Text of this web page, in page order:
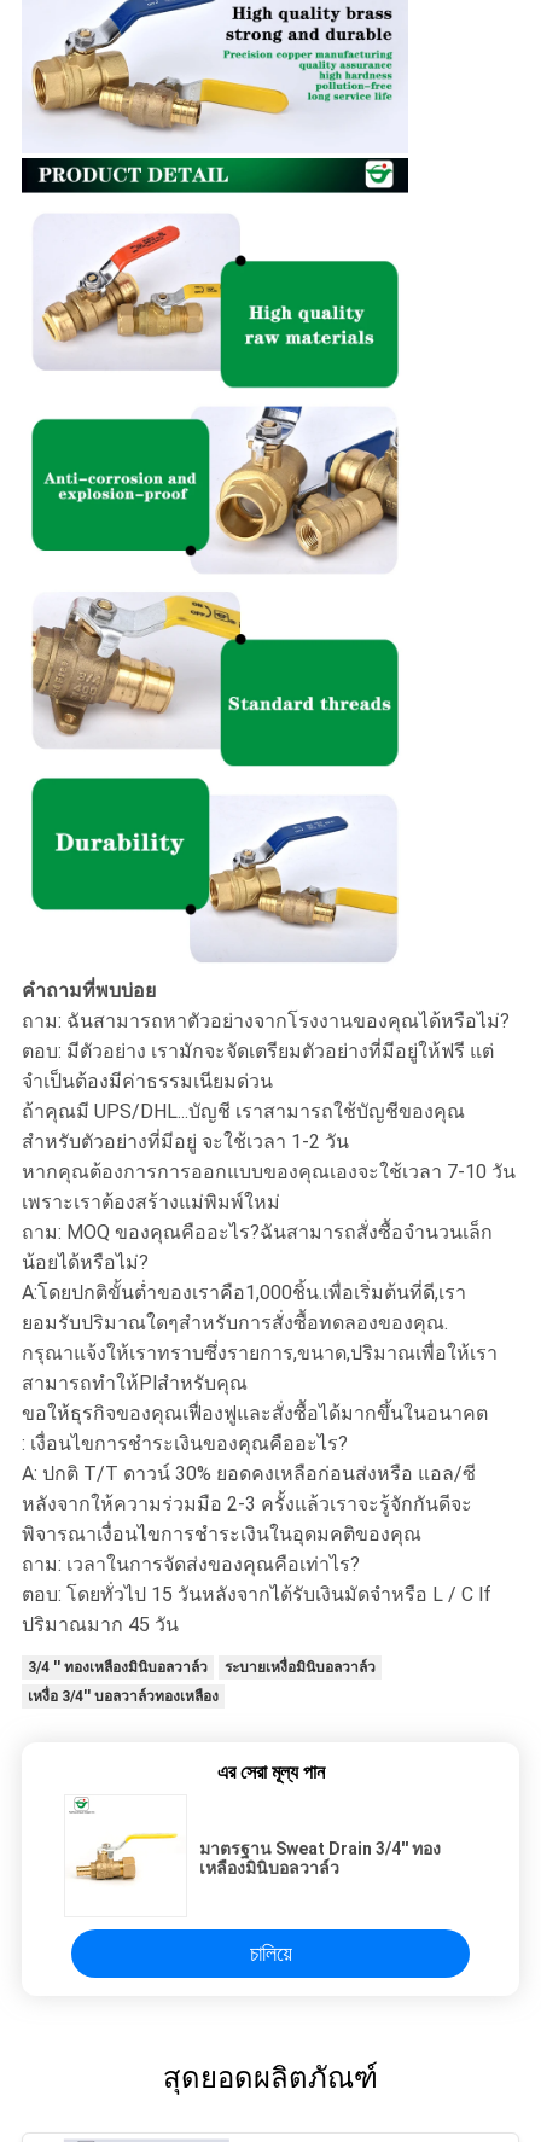
คำถามที่พบบ่อย
ถาม: ฉันสามารถหาตัวอย่างจากโรงงานของคุณได้หรือไม่?
ตอบ: มีตัวอย่าง เรามักจะจัดเตรียมตัวอย่างที่มีอยู่ให้ฟรี แต่
จำเป็นต้องมีค่าธรรมเนียมด่วน
ถ้าคุณมี UPS/DHL...บัญชี เราสามารถใช้บัญชีของคุณ
สำหรับตัวอย่างที่มีอยู่ จะใช้เวลา 1-2 วัน
หากคุณต้องการการออกแบบของคุณเองจะใช้เวลา 7-10 วัน
เพราะเราต้องสร้างแม่พิมพ์ใหม่
ถาม: MOQ ของคุณคืออะไร?ฉันสามารถสั่งซื้อจำนวนเล็ก
น้อยได้หรือไม่?
A:โดยปกติขั้นต่ำของเราคือ1,000ชิ้น.เพื่อเริ่มต้นที่ดี,เรา
ยอมรับปริมาณใดๆสำหรับการสั่งซื้อทดลองของคุณ.
กรุณาแจ้งให้เราทราบซึ่งรายการ,ขนาด,ปริมาณเพื่อให้เรา
สามารถทำให้Plสำหรับคุณ
ขอให้ธุรกิจของคุณเฟื่องฟูและสั่งซื้อได้มากขึ้นในอนาคต
: เงื่อนไขการชำระเงินของคุณคืออะไร?
A: ปกติ T/T ดาวน์ 30% ยอดคงเหลือก่อนส่งหรือ แอล/ซี
หลังจากให้ความร่วมมือ 2-3 ครั้งแล้วเราจะรู้จักกันดีจะ
พิจารณาเงื่อนไขการชำระเงินในอุดมคติของคุณ
ถาม: เวลาในการจัดส่งของคุณคือเท่าไร?
ตอบ: โดยทั่วไป 15 วันหลังจากได้รับเงินมัดจำหรือ L / C lf
ปริมาณมาก 45 วัน
3/4 '' ทองเหลืองมินิบอลวาล์ว
ระบายเหงื่อมินิบอลวาล์ว
เหงื่อ 3/4'' บอลวาล์วทองเหลือง
এর সেরা মূল্য পান
มาตรฐาน Sweat Drain 3/4'' ทอง
เหลืองมินิบอลวาล์ว
চালিয়ে
สุดยอดผลิตภัณฑ์